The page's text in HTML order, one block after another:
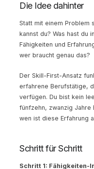
Die Idee dahinter
Statt mit einem Problem
kannst du? Was hast du
Fähigkeiten und
wer braucht genau das?
Der Skill-First-Ansatz
erfahrene Berufstätige,
verfügen. Du bist kein
fünfzehn, zwanzig Jahre
wen ist diese Erfahrung
Schritt für Schritt
Schritt 1: Fähigkeiten-